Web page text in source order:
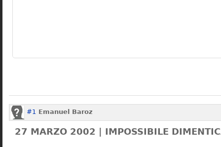
#1 Emanuel Baroz
27 MARZO 2002 | IMPOSSIBILE